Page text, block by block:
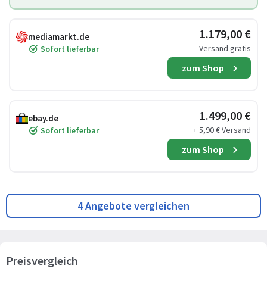
mediamarkt.de
Sofort lieferbar
1.179,00 €
Versand gratis
zum Shop
ebay.de
Sofort lieferbar
1.499,00 €
+ 5,90 € Versand
zum Shop
4 Angebote vergleichen
Preisvergleich